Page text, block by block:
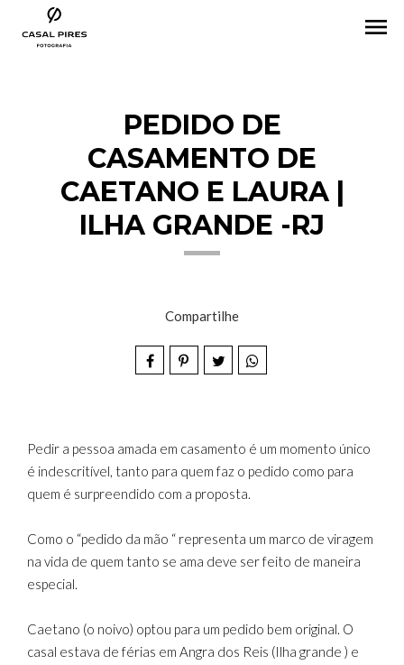
menu
PEDIDO DE
CASAMENTO DE
CAETANO E LAURA |
ILHA GRANDE -RJ
Compartilhe
Pedir a pessoa amada em casamento é um momento único
é indescritível, tanto para quem faz o pedido como para
quem é surpreendido com a proposta.
Como o “pedido da mão “ representa um marco de viragem
na vida de quem tanto se ama deve ser feito de maneira
especial.
Caetano (o noivo) optou para um pedido bem original. O
casal estava de férias em Angra dos Reis (Ilha grande ) e